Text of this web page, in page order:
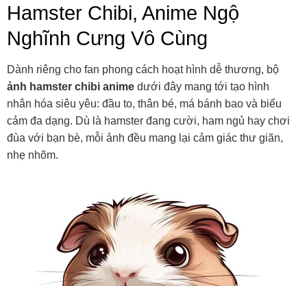
Hamster Chibi, Anime Ngộ
Nghĩnh Cưng Vô Cùng
Dành riêng cho fan phong cách hoạt hình dễ thương, bộ
ảnh hamster chibi anime dưới đây mang tới tạo hình
nhân hóa siêu yêu: đầu to, thân bé, má bánh bao và biểu
cảm đa dạng. Dù là hamster đang cười, ham ngủ hay chơi
đùa với bạn bè, mỗi ảnh đều mang lại cảm giác thư giãn,
nhẹ nhõm.